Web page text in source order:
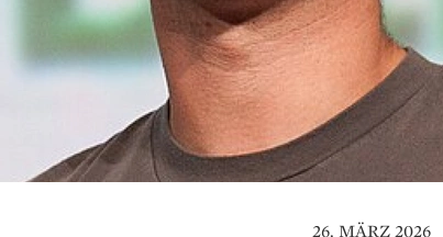
26. MÄRZ 2026